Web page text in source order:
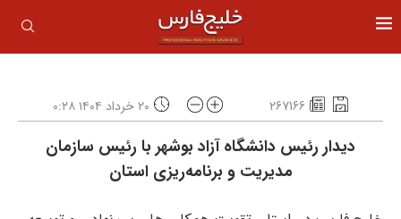
267166 ۲۰ خرداد ۱۴۰۴ ۰:۲۸
دیدار رئیس دانشگاه آزاد بوشهر با رئیس سازمان
مدیریت و برنامه‌ریزی استان